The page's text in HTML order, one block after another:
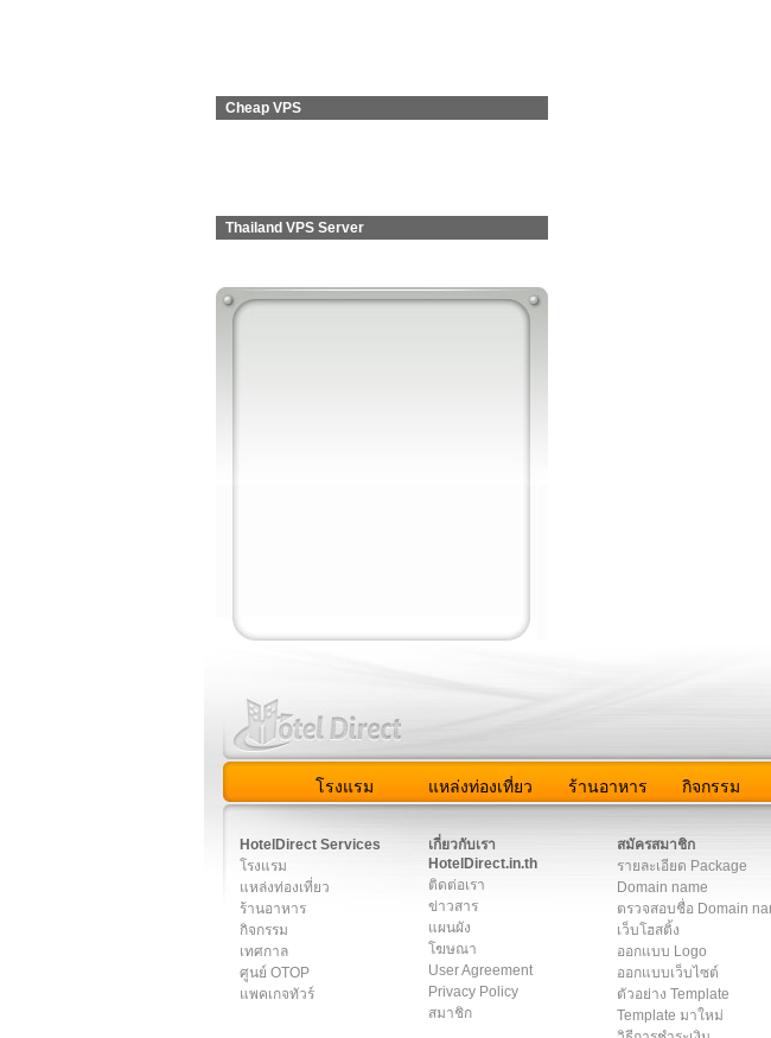
Cheap VPS
Thailand VPS Server
โรงแรม แหล่งท่องเที่ยว ร้านอาหาร กิจกรรม
HotelDirect Services
โรงแรม
แหล่งท่องเที่ยว
ร้านอาหาร
กิจกรรม
เทศกาล
ศูนย์ OTOP
แพคเกจทัวร์
เกี่ยวกับเรา
HotelDirect.in.th
ติดต่อเรา
ข่าวสาร
แผนผัง
โฆษณา
User Agreement
Privacy Policy
สมาชิก
สมัครสมาชิก
รายละเอียด Package
Domain name
ตรวจสอบชื่อ Domain
เว็บโฮสติ้ง
ออกแบบ Logo
ออกแบบเว็บไซต์
ตัวอย่าง Template
Template มาใหม่